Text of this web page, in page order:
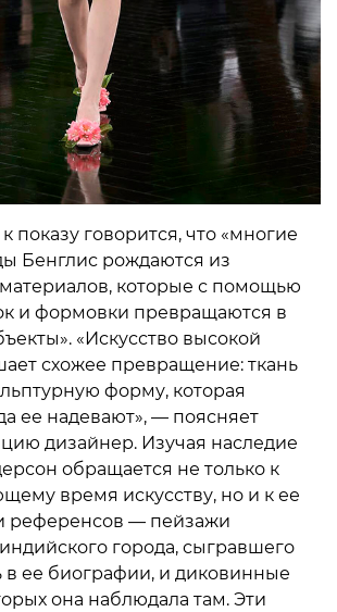
показу говорится, что «многие
Бенглис рождаются из
которые с помощью
и формовки превращаются в
«Искусство высокой
схожее превращение: ткань
форму, которая
ее надевают», — поясняет
дизайнер. Изучая наследие
обращается не только к
время искусству, но и к ее
референсов — пейзажи
города, сыгравшего
ее биографии, и диковинные
она наблюдала там. Эти